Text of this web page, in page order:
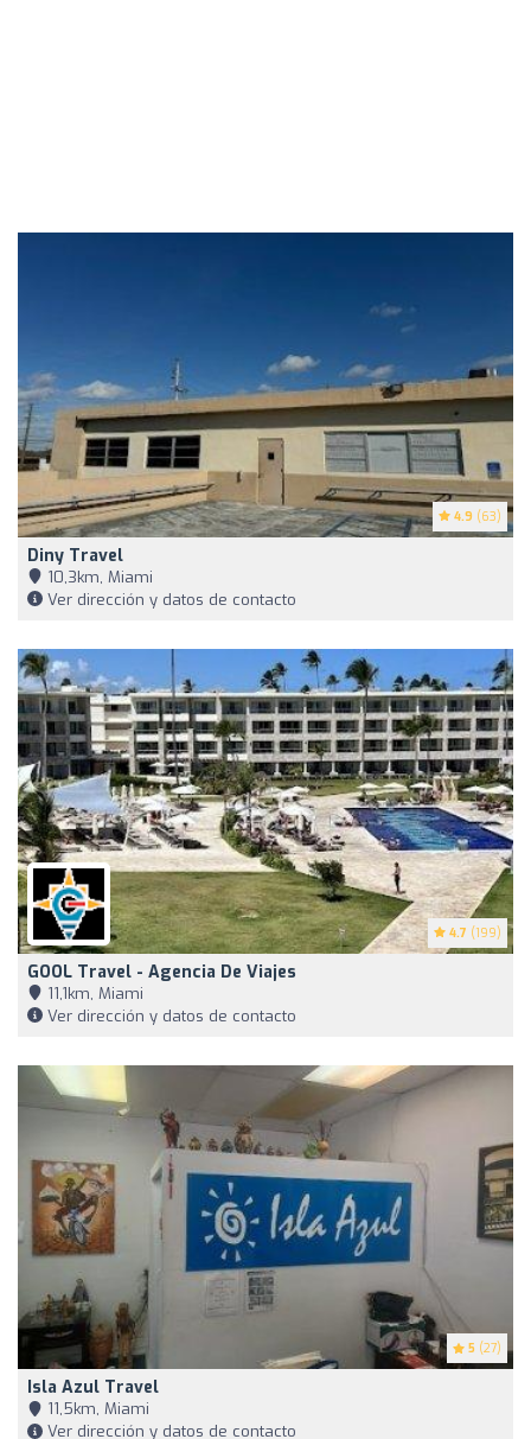
4.9 (63)
Diny Travel
10,3km, Miami
Ver dirección y datos de contacto
4.7 (199)
GOOL Travel - Agencia De Viajes
11,1km, Miami
Ver dirección y datos de contacto
5 (27)
Isla Azul Travel
11,5km, Miami
Ver dirección y datos de contacto